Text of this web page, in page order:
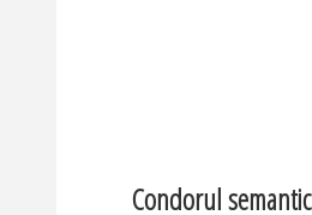
Condorul semantic